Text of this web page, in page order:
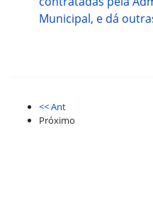
Municipal, e dá
<< Ant
Próximo